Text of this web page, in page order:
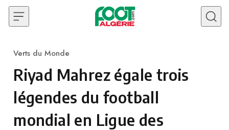
Skip to content
Category
Verts du Monde
Riyad Mahrez égale trois
légendes du football
mondial en Ligue des